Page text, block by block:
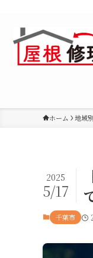
ホーム 地域別
2025
5/17
千葉市